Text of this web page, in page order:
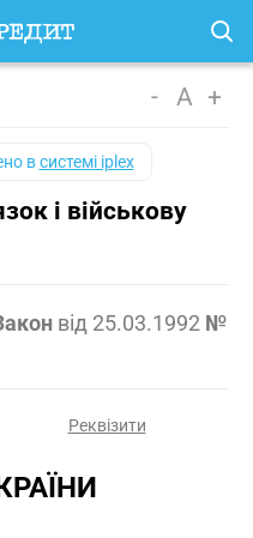
- A +
всистемі iplex
і військову
від 25.03.1992 №
Реквізити